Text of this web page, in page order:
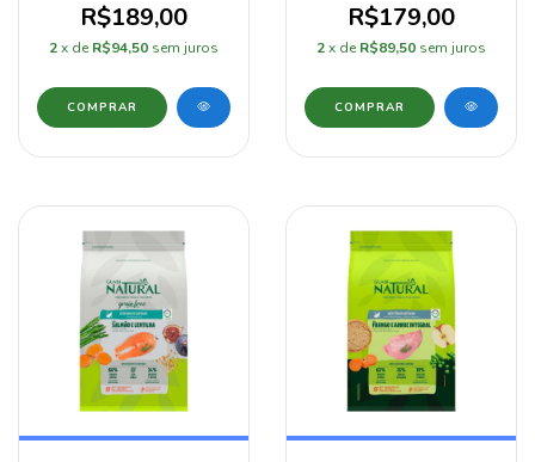
R$189,00
2x de R$94,50 sem juros
R$179,00
2x de R$89,50 sem juros